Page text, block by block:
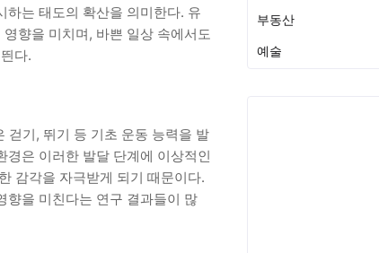
하는 태도의 확산을 의미한다. 유
향을 미치며, 바쁜 일상 속에서도
다.
걷기, 뛰기 등 기초 운동 능력을 발
은 이러한 발달 단계에 이상적인
감각을 자극받게 되기 때문이다.
향을 미친다는 연구 결과들이 많
부동산
예술